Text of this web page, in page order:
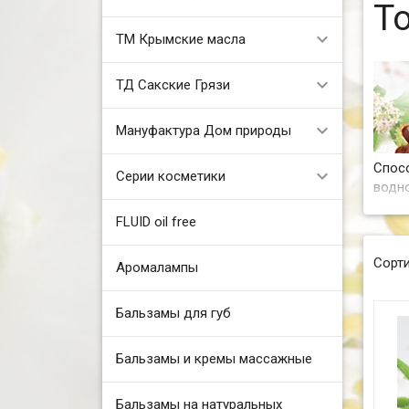
ТМ Крымские масла
ТД Сакские Грязи
Мануфактура Дом природы
Серии косметики
FLUID oil free
Аромалампы
Бальзамы для губ
Бальзамы и кремы массажные
Бальзамы на натуральных